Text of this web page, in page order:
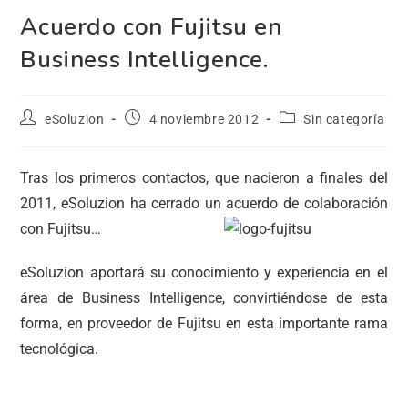
Acuerdo con Fujitsu en
Business Intelligence.
eSoluzion 4 noviembre 2012 Sin categoría
Tras los primeros contactos, que nacieron a finales del
2011, eSoluzion ha cerrado un acuerdo de colaboración
con Fujitsu…
eSoluzion aportará su conocimiento y experiencia en el
área de Business Intelligence, convirtiéndose de esta
forma, en proveedor de Fujitsu en esta importante rama
tecnológica.